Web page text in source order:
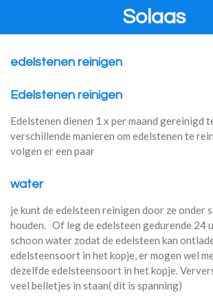
de
Solaas
edelstenen reinigen
Edelstenen reinigen
Edelstenen dienen 1 x per maand gereinigd
verschillende manieren om edelstenen te
volgen er een paar
water
je kunt de edelsteen reinigen door ze onder
houden. Of leg de edelsteen gedurende 24
schoon water zodat de edelsteen kan
edelsteensoort in het kopje, er mogen wel
dezelfde edelsteensoort in het kopje.
veel belletjes in staan( dit is spanning)